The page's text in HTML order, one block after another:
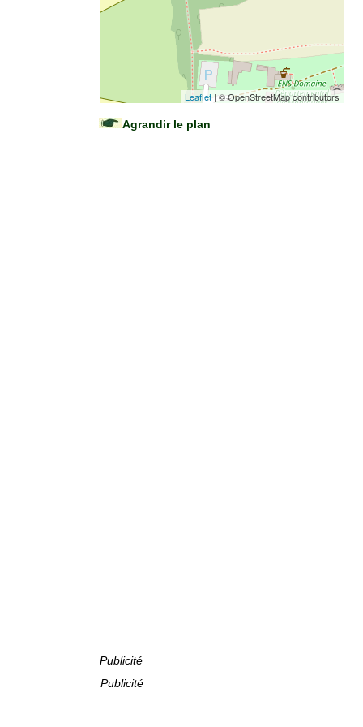
Leaflet | © OpenStreetMap contributors
Agrandir le plan
Publicité
Publicité